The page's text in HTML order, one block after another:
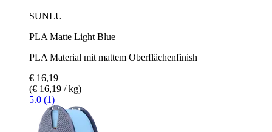
SUNLU
PLA Matte Light Blue
PLA Material mit mattem Oberflächenfinish
€ 16,19
(€ 16,19 / kg)
5.0 (1)